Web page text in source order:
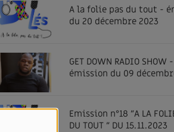
A la folie pas du tout -
du 20 décembre 2023
GET DOWN RADIO SHOW -
émission du 09
Emission n°18 "A LA
DU TOUT " DU 15.11.2023